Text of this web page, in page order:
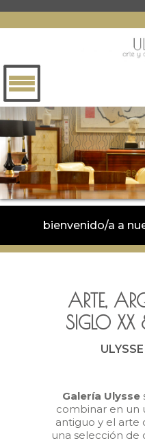
bienvenido/a a
ARTE,
SIGLO XX
Galería Ulysse
combinar en un
antiguo y el
una selección de